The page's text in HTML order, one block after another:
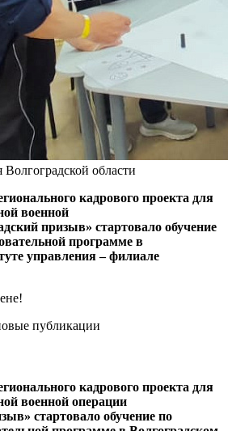
области
кадрового проекта для
военной
призыв» стартовало обучение
программе в
управления – филиале
публикации
кадрового проекта для
военной операции
стартовало обучение по